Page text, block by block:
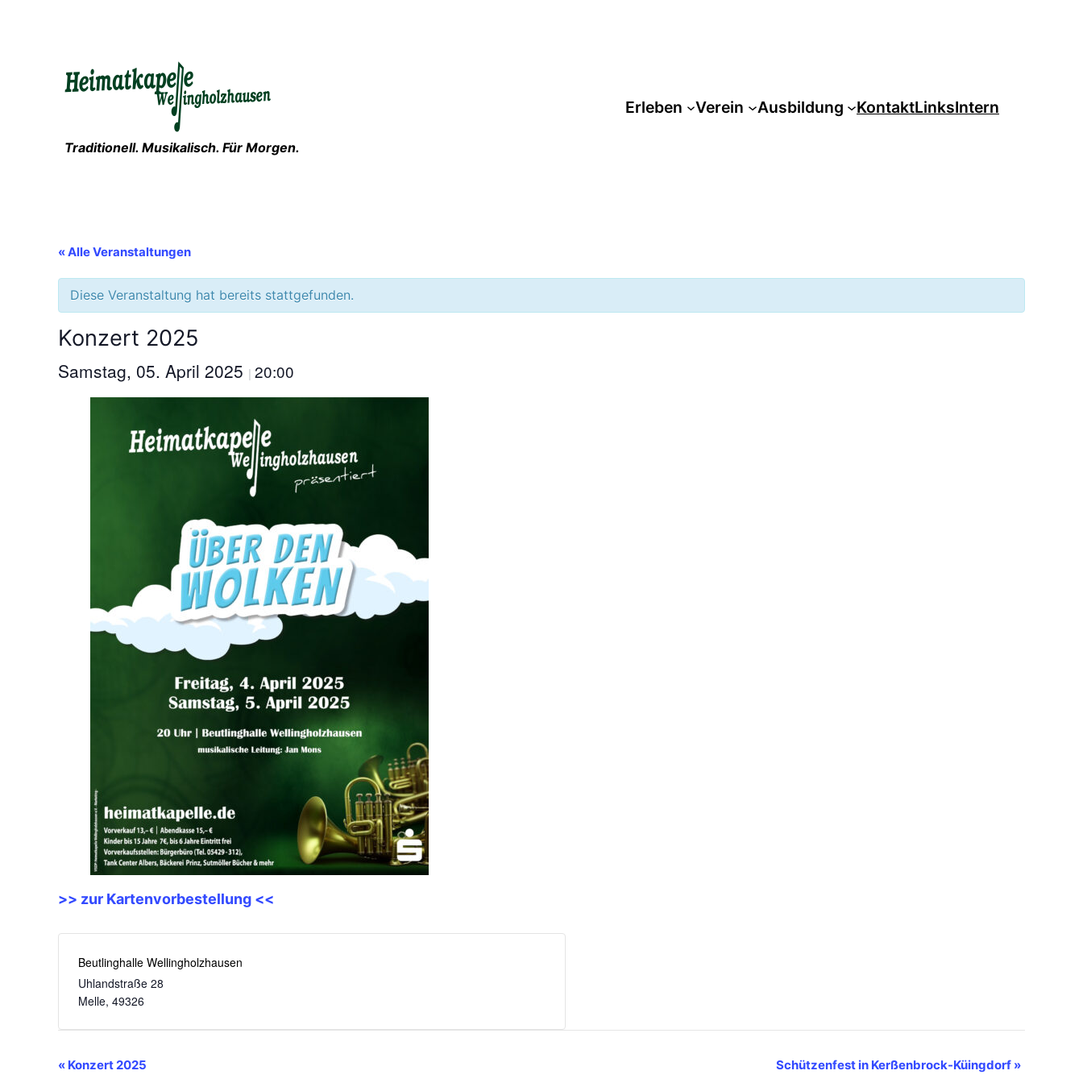
Traditionell. Musikalisch. Für Morgen.
Erleben Verein Ausbildung KontaktLinksIntern
« Alle Veranstaltungen
Diese Veranstaltung hat bereits stattgefunden.
Konzert 2025
Samstag, 05. April 2025 | 20:00
>> zur Kartenvorbestellung <<
Beutlinghalle Wellingholzhausen
Uhlandstraße 28
Melle, 49326
Veranstaltung-
« Konzert 2025 Schützenfest in Kerßenbrock-Küingdorf »